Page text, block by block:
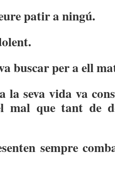
patir a ningú.
buscar per a ell
seva vida va
mal que tant de
sempre